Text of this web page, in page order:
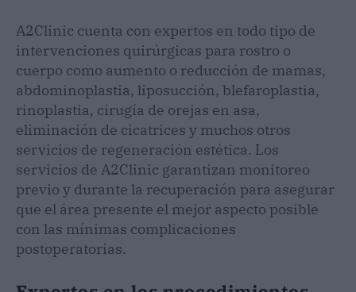
A2Clinic cuenta con expertos en todo tipo de
intervenciones quirúrgicas para rostro o
cuerpo como aumento o reducción de mamas,
abdominoplastia, liposucción, blefaroplastia,
rinoplastia, cirugía de orejas en asa,
eliminación de cicatrices y muchos otros
servicios de regeneración estética. Los
servicios de A2Clinic garantizan monitoreo
previo y durante la recuperación para asegurar
que el área presente el mejor aspecto posible
con las mínimas complicaciones
postoperatorias.